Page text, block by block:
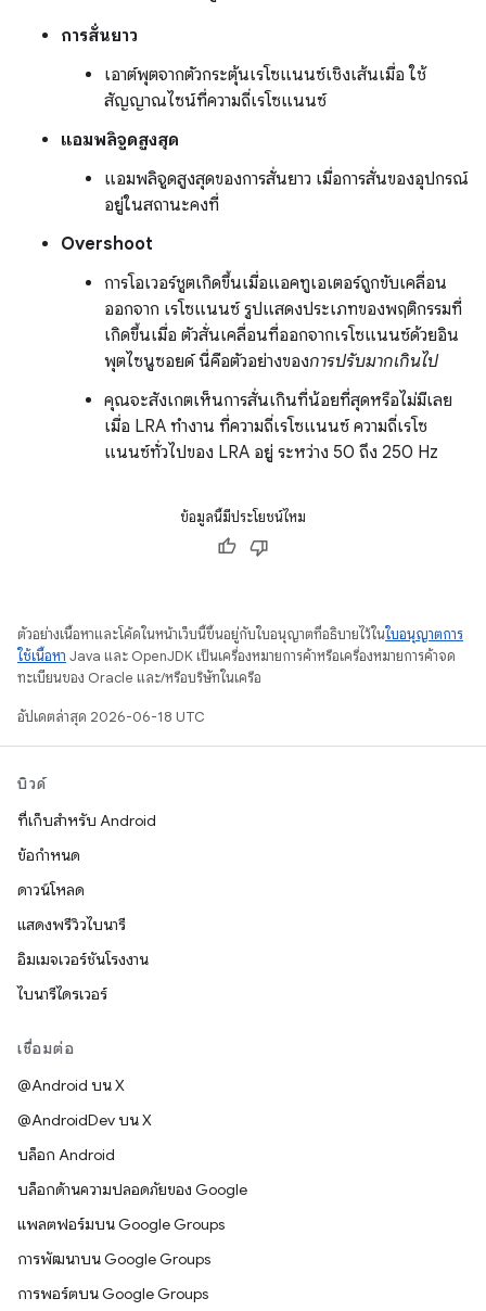
การสั่นยาว
เอาต์พุตจากตัวกระตุ้นเรโซแนนซ์เชิงเส้นเมื่อ ใช้
สัญญาณไซน์ที่ความถี่เรโซแนนซ์
แอมพลิจูดสูงสุด
แอมพลิจูดสูงสุดของการสั่นยาว เมื่อการสั่นของอุปกรณ์
อยู่ในสถานะคงที่
Overshoot
การโอเวอร์ชูตเกิดขึ้นเมื่อแอคทูเอเตอร์ถูกขับเคลื่อน
ออกจาก เรโซแนนซ์ รูปแสดงประเภทของพฤติกรรมที่
เกิดขึ้นเมื่อ ตัวสั่นเคลื่อนที่ออกจากเรโซแนนซ์ด้วยอิน
พุตไซนูซอยด์ นี่คือตัวอย่างของการปรับมากเกินไป
คุณจะสังเกตเห็นการสั่นเกินที่น้อยที่สุดหรือไม่มีเลย
เมื่อ LRA ทำงาน ที่ความถี่เรโซแนนซ์ ความถี่เรโซ
แนนซ์ทั่วไปของ LRA อยู่ ระหว่าง 50 ถึง 250 Hz
ข้อมูลนี้มีประโยชน์ไหม
ตัวอย่างเนื้อหาและโค้ดในหน้าเว็บนี้ขึ้นอยู่กับใบอนุญาตที่อธิบายไว้ในใบอนุญาตการ
ใช้เนื้อหา Java และ OpenJDK เป็นเครื่องหมายการค้าหรือเครื่องหมายการค้าจด
ทะเบียนของ Oracle และ/หรือบริษัทในเครือ
อัปเดตล่าสุด 2026-06-18 UTC
บิวด์
ที่เก็บสำหรับ Android
ข้อกำหนด
ดาวน์โหลด
แสดงพรีวิวไบนารี
อิมเมจเวอร์ชันโรงงาน
ไบนารีไดรเวอร์
เชื่อมต่อ
@Android บน X
@AndroidDev บน X
บล็อก Android
บล็อกด้านความปลอดภัยของ Google
แพลตฟอร์มบน Google Groups
การพัฒนาบน Google Groups
การพอร์ตบน Google Groups